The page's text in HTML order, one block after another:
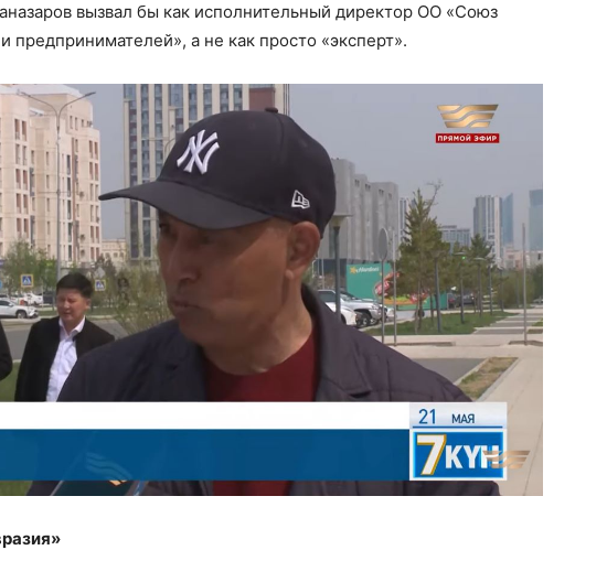
вызвал бы как исполнительный директор ОО «Союз
предпринимателей», а не как просто «эксперт».